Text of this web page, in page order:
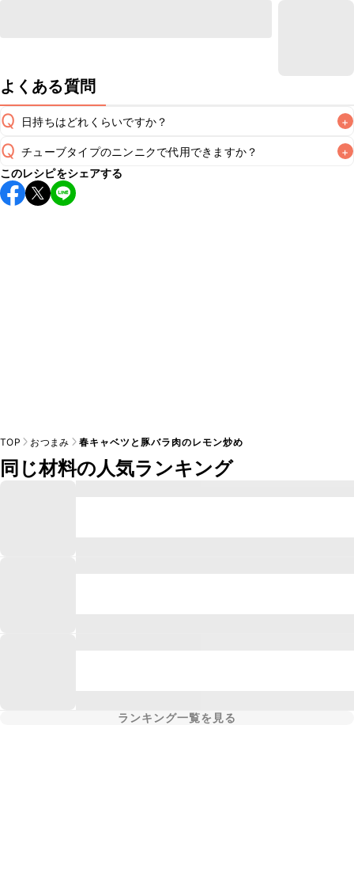
よくある質問
Q 日持ちはどれくらいですか？ +
A
保存期間は冷蔵で翌日中が目安です。なるべくお早めにお召
し上がりください。
※日持ちは目安です。
Q チューブタイプのニンニクで代用できますか？ +
A
チューブタイプのニンニクを使用してもお作りいただけま
す。小さじ1を目安に加え、お好みの風味になるようご調節く
このレシピをシェアする
TOP おつまみ 春キャベツと豚バラ肉のレモン炒め
同じ材料の人気ランキング
ランキング一覧を見る